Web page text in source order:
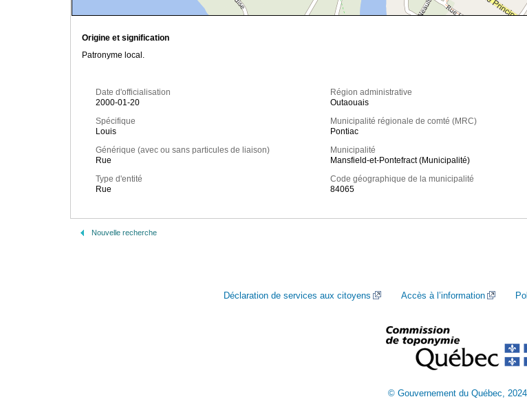
Origine et signification
Patronyme local.
Date d'officialisation
2000-01-20
Spécifique
Louis
Générique (avec ou sans particules de liaison)
Rue
Type d'entité
Rue
Région administrative
Outaouais
Municipalité régionale de comté (MRC)
Pontiac
Municipalité
Mansfield-et-Pontefract (Municipalité)
Code géographique de la municipalité
84065
Nouvelle recherche
Déclaration de services aux citoyens Accès à l’information
© Gouvernement du Québec, 2024